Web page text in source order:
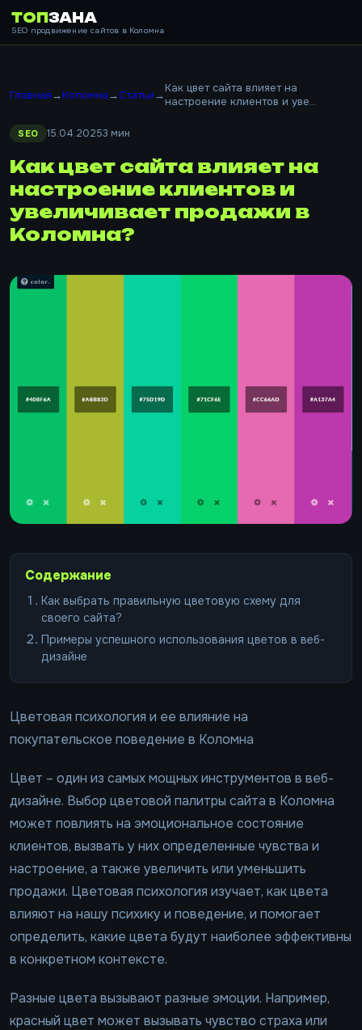
ТОП ЗАНА
SEO продвижение сайтов в Коломна
Главная→Коломна→Статьи→Как цвет сайта влияет на
настроение клиентов и уве...
SEO 15.04.20253 мин
Как цвет сайта влияет на
настроение клиентов и
увеличивает продажи в
Коломна?
Содержание
Как выбрать правильную цветовую схему для
своего сайта?
Примеры успешного использования цветов в веб-
дизайне
Цветовая психология и ее влияние на
покупательское поведение в Коломна
Цвет – один из самых мощных инструментов в веб-
дизайне. Выбор цветовой палитры сайта в Коломна
может повлиять на эмоциональное состояние
клиентов, вызвать у них определенные чувства и
настроение, а также увеличить или уменьшить
продажи. Цветовая психология изучает, как цвета
влияют на нашу психику и поведение, и помогает
определить, какие цвета будут наиболее эффективны
в конкретном контексте.
Разные цвета вызывают разные эмоции. Например,
красный цвет может вызывать чувство страха или